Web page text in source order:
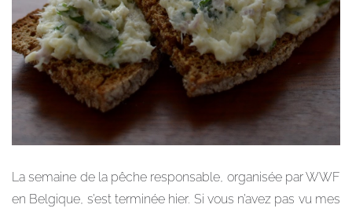
La semaine de la pêche responsable, organisée par WWF
en Belgique, s’est terminée hier. Si vous n’avez pas vu mes